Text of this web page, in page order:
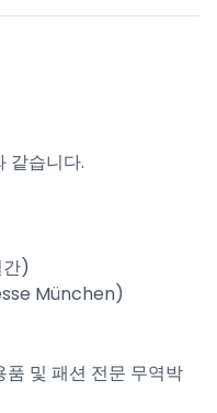
같습니다.
간)
München)
품 및 패션 전문 무역박